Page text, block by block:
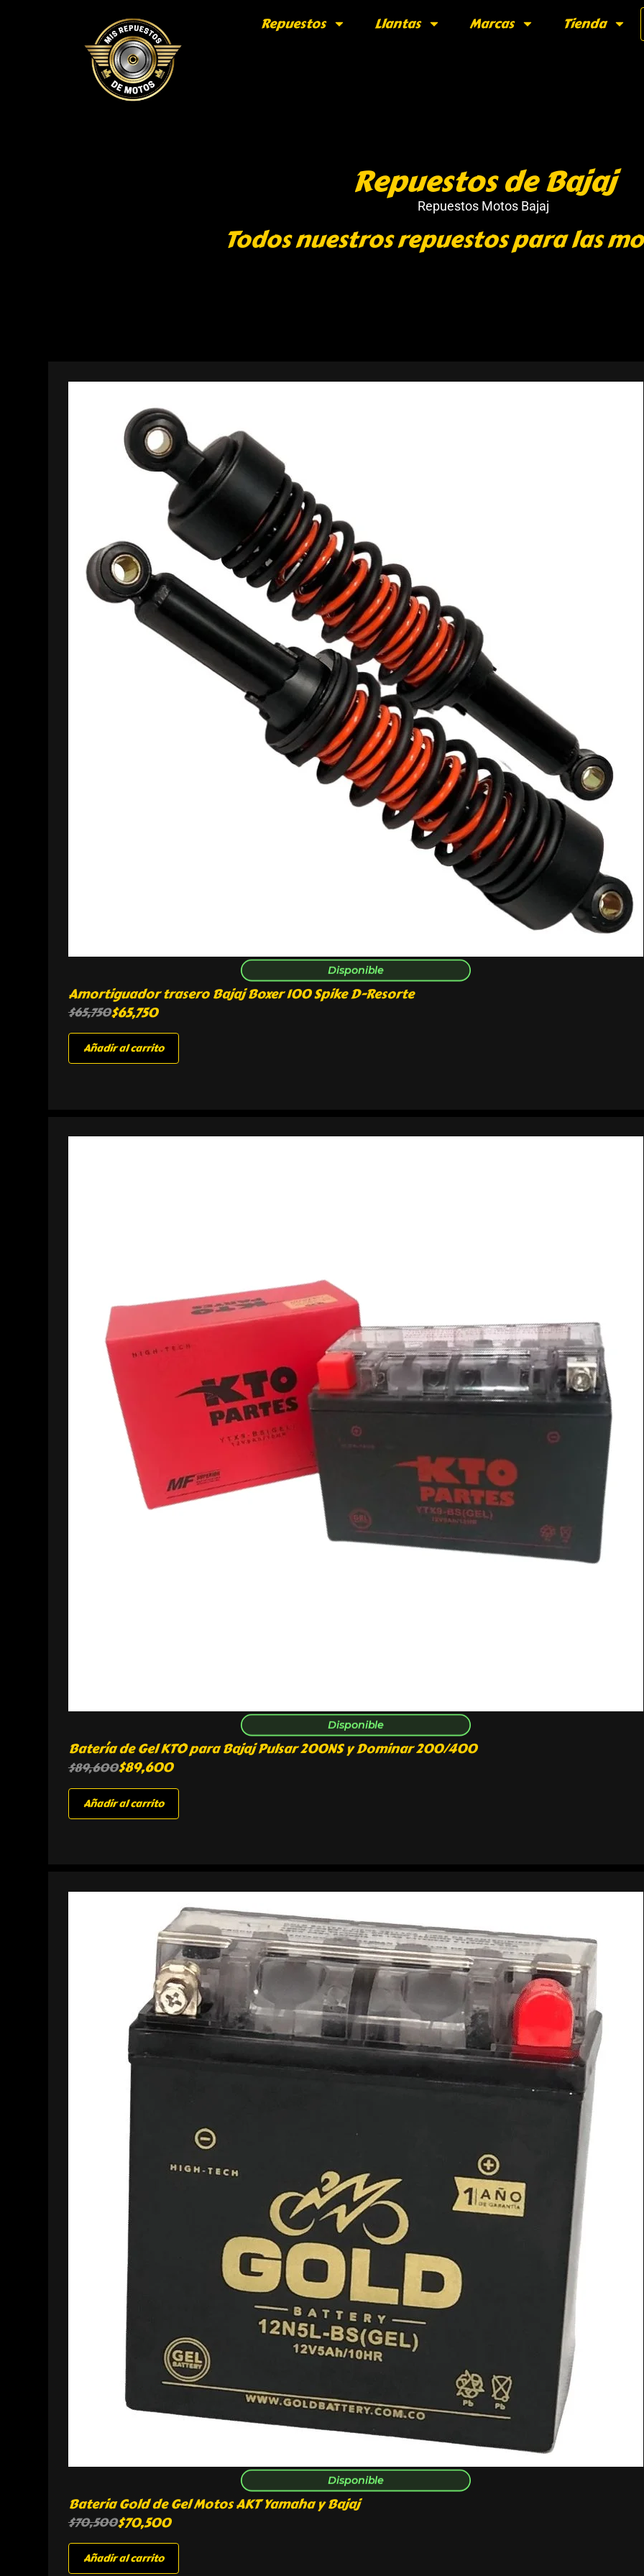
Repuestos Llantas Marcas Tienda
Repuestos de Bajaj
Repuestos Motos Bajaj
Todos nuestros repuestos para las
Disponible
Amortiguador trasero Bajaj Boxer 100 Spike D-Resorte
$65,750$65,750
Añadir al carrito
Disponible
Batería de Gel KTO para Bajaj Pulsar 200NS y Dominar 200/400
$89,600$89,600
Añadir al carrito
Disponible
Bateria Gold de Gel Motos AKT Yamaha y Bajaj
$70,500$70,500
Añadir al carrito